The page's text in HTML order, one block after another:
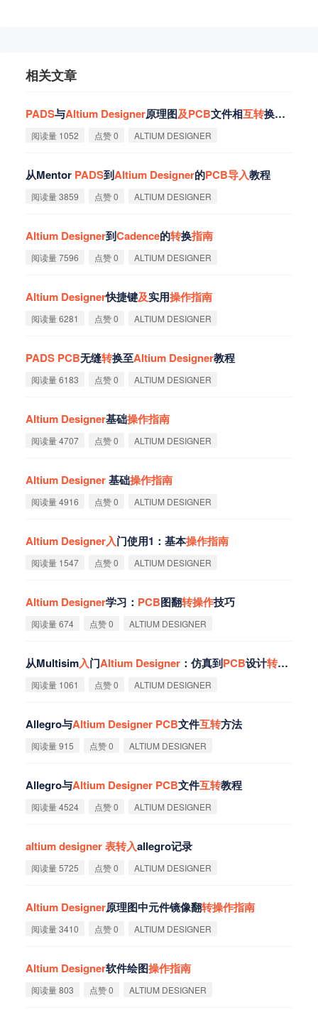
相关文章
PADS与Altium Designer原理图及PCB文件相互转换方法
阅读量 1052 点赞 0 ALTIUM DESIGNER
从Mentor PADS到Altium Designer的PCB导入教程
阅读量 3859 点赞 0 ALTIUM DESIGNER
Altium Designer到Cadence的转换指南
阅读量 7596 点赞 0 ALTIUM DESIGNER
Altium Designer快捷键及实用操作指南
阅读量 6281 点赞 0 ALTIUM DESIGNER
PADS PCB无缝转换至Altium Designer教程
阅读量 6183 点赞 0 ALTIUM DESIGNER
Altium Designer基础操作指南
阅读量 4707 点赞 0 ALTIUM DESIGNER
Altium Designer基础操作指南
阅读量 4916 点赞 0 ALTIUM DESIGNER
Altium Designer入门使用1：基本操作指南
阅读量 1547 点赞 0 ALTIUM DESIGNER
Altium Designer学习： PCB图翻转操作技巧
阅读量 674 点赞 0 ALTIUM DESIGNER
从Multisim入门Altium Designer ：仿真到PCB设计转换
阅读量 1061 点赞 0 ALTIUM DESIGNER
Allegro与Altium Designer PCB文件互转方法
阅读量 915 点赞 0 ALTIUM DESIGNER
Allegro与Altium Designer PCB文件互转教程
阅读量 4524 点赞 0 ALTIUM DESIGNER
altiumdesigner表转入allegro记录
阅读量 5725 点赞 0 ALTIUM DESIGNER
Altium Designer原理图中元件镜像翻转操作指南
阅读量 3410 点赞 0 ALTIUM DESIGNER
Altium Designer软件绘图操作指南
阅读量 803 点赞 0 ALTIUM DESIGNER